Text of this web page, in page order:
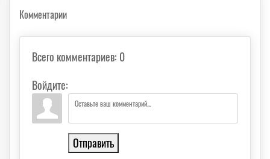
Комментарии
Всего комментариев: 0
Войдите:
Отправить